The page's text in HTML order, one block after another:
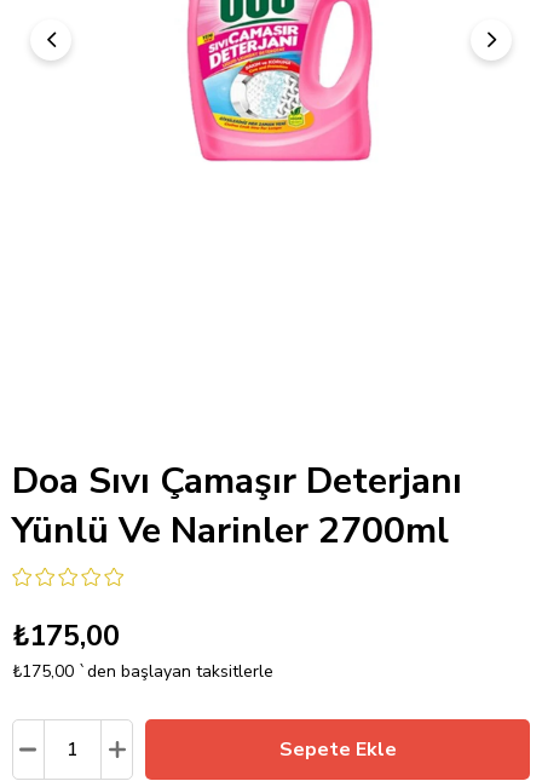
Doa Sıvı Çamaşır Deterjanı
Yünlü Ve Narinler 2700ml
₺175,00
₺175,00 `den başlayan taksitlerle